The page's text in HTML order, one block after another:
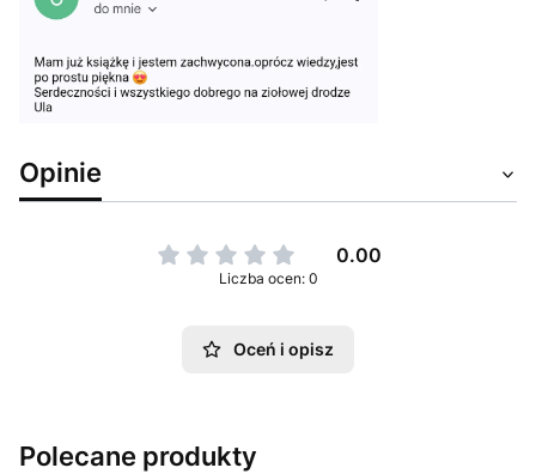
Opinie
0.00
Liczba ocen: 0
Oceń i opisz
Polecane produkty